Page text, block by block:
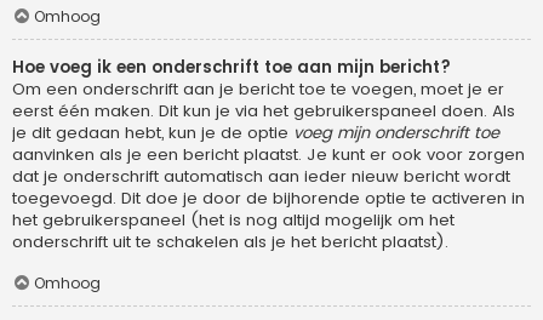
Omhoog
Hoe voeg ik een onderschrift toe aan mijn bericht?
Om een onderschrift aan je bericht toe te voegen, moet je er
eerst één maken. Dit kun je via het gebruikerspaneel doen. Als
je dit gedaan hebt, kun je de optie voeg mijn onderschrift toe
aanvinken als je een bericht plaatst. Je kunt er ook voor zorgen
dat je onderschrift automatisch aan ieder nieuw bericht wordt
toegevoegd. Dit doe je door de bijhorende optie te activeren in
het gebruikerspaneel (het is nog altijd mogelijk om het
onderschrift uit te schakelen als je het bericht plaatst).
Omhoog